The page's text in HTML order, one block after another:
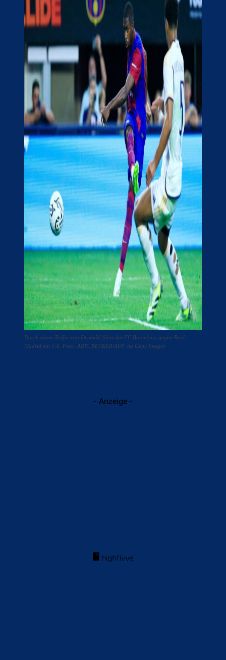
Durch einen Treffer von Dembélé führt der FC Barcelona gegen Real
Madrid mit 1:0. Foto: ARIC BECKER/AFP via Getty Images
- Anzeige -